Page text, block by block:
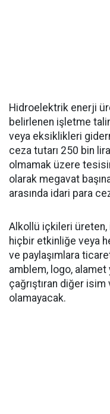
Hidroelektrik enerji
belirlenen işletme
veya eksiklikleri
ceza tutarı 250 bin
olmamak üzere
olarak megavat
arasında idari para
Alkollü içkileri üreten,
hiçbir etkinliğe veya
ve paylaşımlara
amblem, logo, alamet
çağrıştıran diğer
olamayacak.